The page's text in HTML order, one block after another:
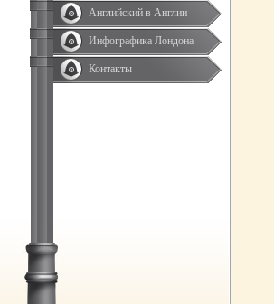
Английский в Англии
Инфографика Лондона
Контакты